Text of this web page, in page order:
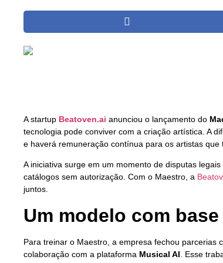
A startup Beatoven.ai anunciou o lançamento do
tecnologia pode conviver com a criação artística. A
e haverá remuneração contínua para os artistas que
A iniciativa surge em um momento de disputas
catálogos sem autorização. Com o Maestro, a
juntos.
Um modelo com
Para treinar o Maestro, a empresa fechou parcerias
colaboração com a plataforma Musical AI . Esse